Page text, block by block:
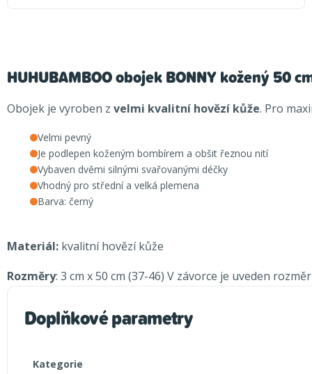
HUHUBAMBOO obojek BONNY kožený 50
Obojek je vyroben z velmi kvalitní hovězí kůže. Pro
Velmi pevný
Je podlepen koženým bombírem a obšit řeznou nití
Vybaven dvěmi silnými svařovanými déčky
Vhodný pro střední a velká plemena
Barva: černý
Materiál: kvalitní hovězí kůže
Rozměry: 3 cm x 50 cm (37-46) V závorce je uveden
Doplňkové parametry
Kategorie